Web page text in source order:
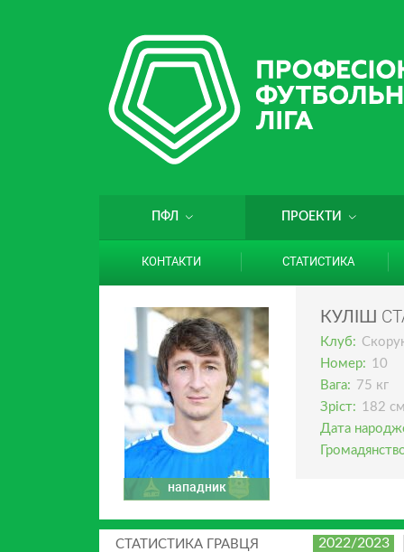
ПФЛ ПРОЕКТИ
КОНТАКТИ СТАТИСТИКА
нападник
КУЛІШ
Клуб:
Номер: 10
Вага: 75 кг
Зріст: 182
Дата
СТАТИСТИКА ГРАВЦЯ 2022/2023